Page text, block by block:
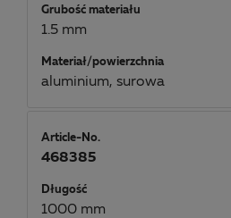
Grubość materiału
1.5 mm
Materiał/powierzchnia
aluminium, surowa
Article-No.
468385
Długość
1000 mm